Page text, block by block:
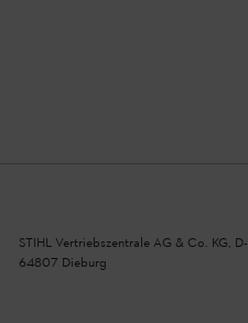
STIHL Vertriebszentrale AG & Co. KG, D-
64807 Dieburg